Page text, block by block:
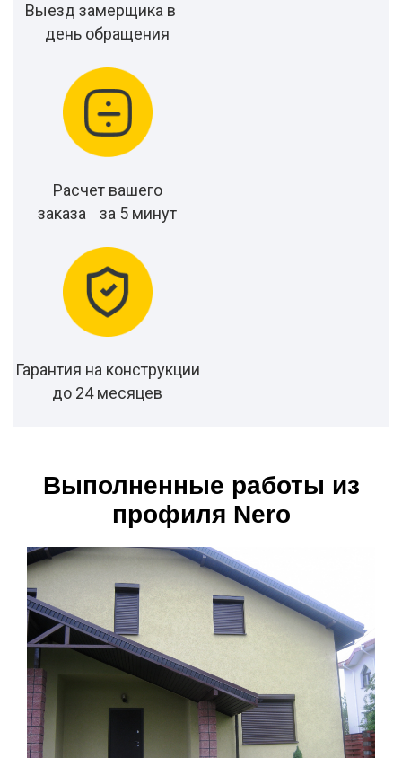
Выезд замерщика в
день обращения
Расчет вашего
заказа за 5 минут
Гарантия на конструкции
до 24 месяцев
Выполненные работы из
профиля Nero